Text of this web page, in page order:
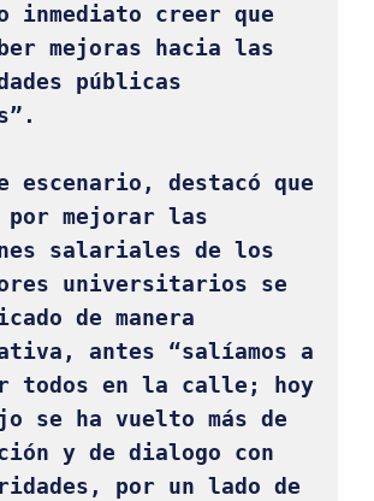
inmediato creer que
mejoras hacia las
públicas
escenario, destacó que
mejorar las
salariales de los
universitarios se
de manera
antes “salíamos a
todos en la calle; hoy
se ha vuelto más de
y de dialogo con
por un lado de